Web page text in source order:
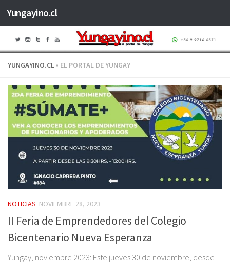
Saltar al contenido
Yungayino.cl
YUNGAYINO.CL • EL PORTAL DE YUNGAY
NOTICIAS NOVIEMBRE 28, 2023
II Feria de Emprendedores del Colegio
Bicentenario Nueva Esperanza
Yungay, noviembre 2023: Este jueves 30 de noviembre, desde